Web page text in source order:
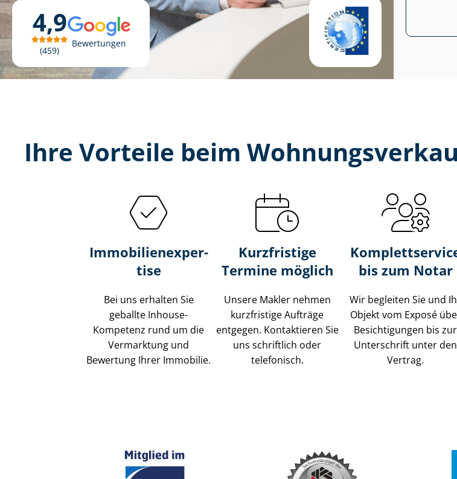
4,9
459
Bewertungen
Ihre Vorteile beim
Im­mo­bi­li­en­ex­per­
ti­se
Bei uns erhalten Sie
geballte Inhouse-
Kompetenz rund um die
Vermarktung und
Bewertung Ihrer Immobilie.
Kurzfristige
Termine möglich
Unsere Makler nehmen
kurzfristige Aufträge
entgegen. Kontaktieren Sie
uns schriftlich oder
telefonisch.
bis zum Notar
Wir begleiten Sie und
Objekt vom Exposé
Besichtigungen bis zur
Unterschrift unter den
Vertrag.